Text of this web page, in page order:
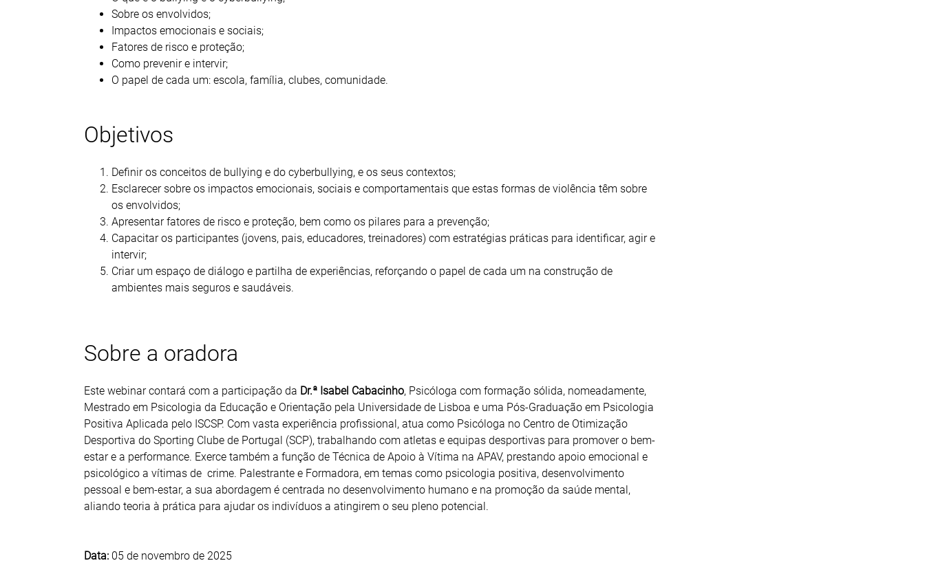
Sobre os envolvidos;
Impactos emocionais e sociais;
Fatores de risco e proteção;
Como prevenir e intervir;
O papel de cada um: escola, família, clubes, comunidade.
Objetivos
Definir os conceitos de bullying e do cyberbullying, e os seus contextos;
Esclarecer sobre os impactos emocionais, sociais e comportamentais que estas formas de violência têm sobre
os envolvidos;
Apresentar fatores de risco e proteção, bem como os pilares para a prevenção;
Capacitar os participantes (jovens, pais, educadores, treinadores) com estratégias práticas para identificar, agir e
intervir;
Criar um espaço de diálogo e partilha de experiências, reforçando o papel de cada um na construção de
ambientes mais seguros e saudáveis.
Sobre a oradora
Este webinar contará com a participação da Dr.ª Isabel Cabacinho, Psicóloga com formação sólida, nomeadamente,
Mestrado em Psicologia da Educação e Orientação pela Universidade de Lisboa e uma Pós-Graduação em Psicologia
Positiva Aplicada pelo ISCSP. Com vasta experiência profissional, atua como Psicóloga no Centro de Otimização
Desportiva do Sporting Clube de Portugal (SCP), trabalhando com atletas e equipas desportivas para promover o bem-
estar e a performance. Exerce também a função de Técnica de Apoio à Vítima na APAV, prestando apoio emocional e
psicológico a vítimas de crime. Palestrante e Formadora, em temas como psicologia positiva, desenvolvimento
pessoal e bem-estar, a sua abordagem é centrada no desenvolvimento humano e na promoção da saúde mental,
aliando teoria à prática para ajudar os indivíduos a atingirem o seu pleno potencial.
Data: 05 de novembro de 2025